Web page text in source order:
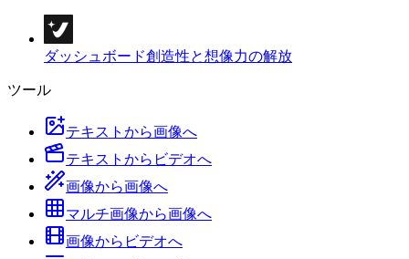
ダッシュボード創造性と想像力の解放
ツール
テキストから画像へ
テキストからビデオへ
画像から画像へ
マルチ画像から画像へ
画像からビデオへ